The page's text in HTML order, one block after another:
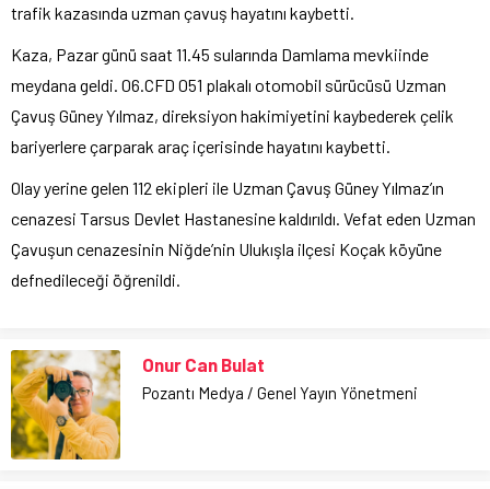
trafik kazasında uzman çavuş hayatını kaybetti.
Kaza, Pazar günü saat 11.45 sularında Damlama mevkiinde
meydana geldi. 06.CFD 051 plakalı otomobil sürücüsü Uzman
Çavuş Güney Yılmaz, direksiyon hakimiyetini kaybederek çelik
bariyerlere çarparak araç içerisinde hayatını kaybetti.
Olay yerine gelen 112 ekipleri ile Uzman Çavuş Güney Yılmaz’ın
cenazesi Tarsus Devlet Hastanesine kaldırıldı. Vefat eden Uzman
Çavuşun cenazesinin Niğde’nin Ulukışla ilçesi Koçak köyüne
defnedileceği öğrenildi.
Onur Can Bulat
Pozantı Medya / Genel Yayın Yönetmeni